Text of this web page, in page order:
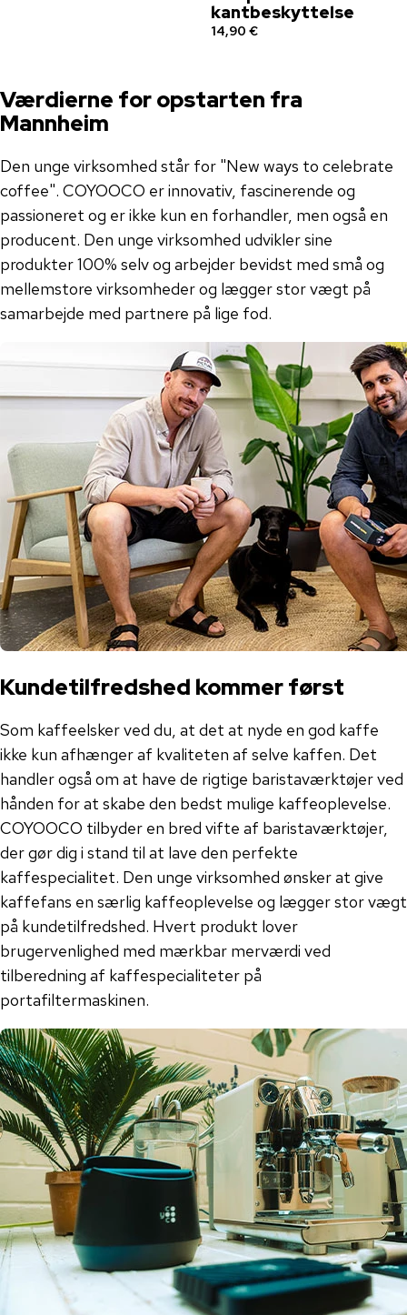
kantbeskyttelse
14,90 €
Værdierne for opstarten fra
Mannheim
Den unge virksomhed står for "New ways to celebrate
coffee". COYOOCO er innovativ, fascinerende og
passioneret og er ikke kun en forhandler, men også en
producent. Den unge virksomhed udvikler sine
produkter 100% selv og arbejder bevidst med små og
mellemstore virksomheder og lægger stor vægt på
samarbejde med partnere på lige fod.
Kundetilfredshed kommer først
Som kaffeelsker ved du, at det at nyde en god kaffe
ikke kun afhænger af kvaliteten af ​​selve kaffen. Det
handler også om at have de rigtige baristaværktøjer ved
hånden for at skabe den bedst mulige kaffeoplevelse.
COYOOCO tilbyder en bred vifte af baristaværktøjer,
der gør dig i stand til at lave den perfekte
kaffespecialitet. Den unge virksomhed ønsker at give
kaffefans en særlig kaffeoplevelse og lægger stor vægt
på kundetilfredshed. Hvert produkt lover
brugervenlighed med mærkbar merværdi ved
tilberedning af kaffespecialiteter på
portafiltermaskinen.